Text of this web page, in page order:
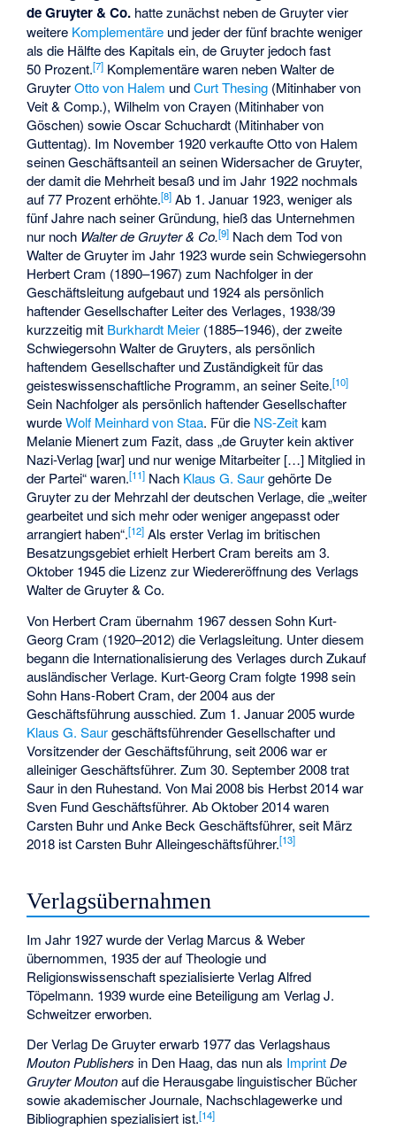
de Gruyter & Co. hatte zunächst neben de Gruyter vier
weitere Komplementäre und jeder der fünf brachte weniger
als die Hälfte des Kapitals ein, de Gruyter jedoch fast
50 Prozent.[7] Komplementäre waren neben Walter de
GruyterOtto von Halem undCurt Thesing (Mitinhaber von
Veit & Comp.), Wilhelm von Crayen (Mitinhaber von
Göschen) sowie Oscar Schuchardt (Mitinhaber von
Guttentag). Im November 1920 verkaufte Otto von Halem
seinen Geschäftsanteil an seinen Widersacher de Gruyter,
der damit die Mehrheit besaß und im Jahr 1922 nochmals
auf 77 Prozent erhöhte.[8] Ab 1. Januar 1923, weniger als
fünf Jahre nach seiner Gründung, hieß das Unternehmen
nur noch Walter de Gruyter & Co.[9] Nach dem Tod von
Walter de Gruyter im Jahr 1923 wurde sein Schwiegersohn
Herbert Cram (1890–1967) zum Nachfolger in der
Geschäftsleitung aufgebaut und 1924 als persönlich
haftender Gesellschafter Leiter des Verlages, 1938/39
kurzzeitig mit Burkhardt Meier (1885–1946), der zweite
Schwiegersohn Walter de Gruyters, als persönlich
haftendem Gesellschafter und Zuständigkeit für das
geisteswissenschaftliche Programm, an seiner Seite.[10]
Sein Nachfolger als persönlich haftender Gesellschafter
wurdeWolf Meinhard von Staa. Für die NS-Zeitkam
Melanie Mienert zum Fazit, dass „de Gruyter kein aktiver
Nazi-Verlag [war] und nur wenige Mitarbeiter […] Mitglied in
der Partei“ waren.[11] Nach Klaus G. Saurgehörte De
Gruyter zu der Mehrzahl der deutschen Verlage, die „weiter
gearbeitet und sich mehr oder weniger angepasst oder
arrangiert haben“.[12] Als erster Verlag im britischen
Besatzungsgebiet erhielt Herbert Cram bereits am 3.
Oktober 1945 die Lizenz zur Wiedereröffnung des Verlags
Walter de Gruyter & Co.
Von Herbert Cram übernahm 1967 dessen Sohn Kurt-
Georg Cram (1920–2012) die Verlagsleitung. Unter diesem
begann die Internationalisierung des Verlages durch Zukauf
ausländischer Verlage. Kurt-Georg Cram folgte 1998 sein
Sohn Hans-Robert Cram, der 2004 aus der
Geschäftsführung ausschied. Zum 1. Januar 2005 wurde
Klaus G. Saurgeschäftsführender Gesellschafter und
Vorsitzender der Geschäftsführung, seit 2006 war er
alleiniger Geschäftsführer. Zum 30. September 2008 trat
Saur in den Ruhestand. Von Mai 2008 bis Herbst 2014 war
Sven Fund Geschäftsführer. Ab Oktober 2014 waren
Carsten Buhr und Anke Beck Geschäftsführer, seit März
2018 ist Carsten Buhr Alleingeschäftsführer.[13]
Verlagsübernahmen
Im Jahr 1927 wurde der Verlag Marcus & Weber
übernommen, 1935 der auf Theologie und
Religionswissenschaft spezialisierte Verlag Alfred
Töpelmann. 1939 wurde eine Beteiligung am Verlag J.
Schweitzer erworben.
Der Verlag De Gruyter erwarb 1977 das Verlagshaus
Mouton Publishers in Den Haag, das nun als Imprint De
Gruyter Moutonauf die Herausgabe linguistischer Bücher
sowie akademischer Journale, Nachschlagewerke und
Bibliographien spezialisiert ist.[14]